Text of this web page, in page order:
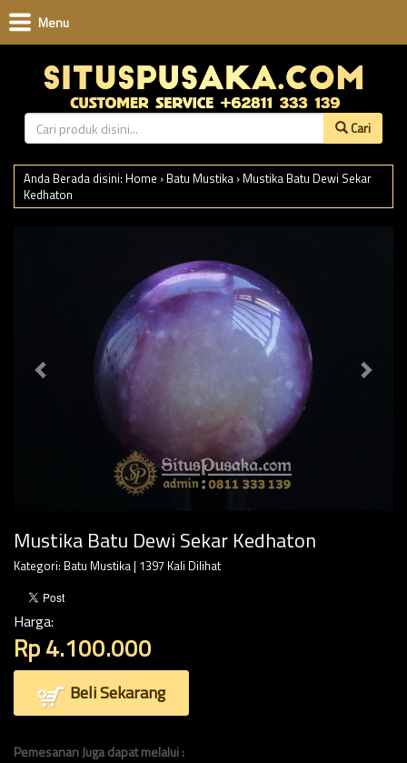
Cari
Menu
Anda Berada disini: Home › Batu Mustika › Mustika Batu Dewi Sekar
Kedhaton
Mustika Batu Dewi Sekar Kedhaton
Kategori: Batu Mustika | 1397 Kali Dilihat
Harga:
Rp 4.100.000
Beli Sekarang
Pemesanan Juga dapat melalui :